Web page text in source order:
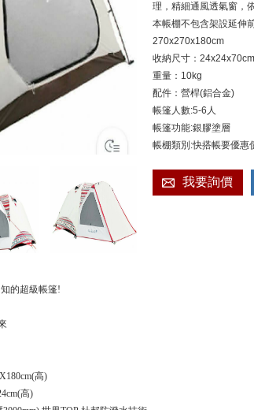
理，精細通風透氣窗，
本帳棚不包含架設延伸
270x270x180cm
收納尺寸：24x24x70cm
重量：10kg
配件：營桿(鋁合金)
帳篷人數:5-6人
帳篷功能:銀膠塗層
帳棚類別:快搭帳要優
我要詢價
的超級帳篷!
高)
高)